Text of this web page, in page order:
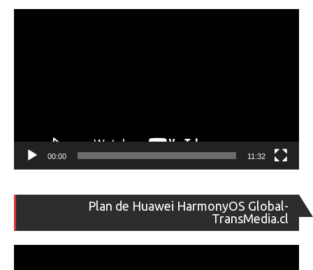
00:00 11:32
Plan de Huawei HarmonyOS Global-
TransMedia.cl
de